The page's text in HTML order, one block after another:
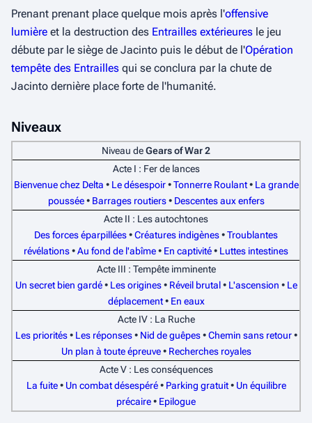
Prenant prenant place quelque mois après l'offensive
lumière et la destruction des Entrailles extérieures le jeu
débute par le siège de Jacinto puis le début de l'Opération
tempête des Entrailles qui se conclura par la chute de
Jacinto dernière place forte de l'humanité.
Niveaux
Niveau deGears of War 2
Acte I : Fer de lances
Bienvenue chez Delta • Le désespoir•Tonnerre Roulant• La grande
poussée• Barrages routiers• Descentes aux enfers
Acte II : Les autochtones
Des forces éparpillées•Créatures indigènes•Troublantes
révélations•Au fond de l'abîme• En captivité• Luttes intestines
Acte III : Tempête imminente
Un secret bien gardé• Les origines• Réveil brutal• L'ascension • Le
déplacement• En eaux
Acte IV : La Ruche
Les priorités• Les réponses• Nid de guêpes•Chemin sans retour•
Un plan à toute épreuve• Recherches royales
Acte V : Les conséquences
La fuite• Un combat désespéré• Parking gratuit• Un équilibre
précaire• Epilogue